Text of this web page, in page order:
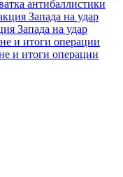
антибаллистики
Запада на удар
и итоги операции